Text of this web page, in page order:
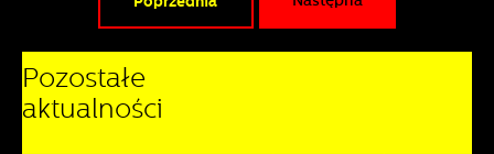
Pozostałe
aktualności